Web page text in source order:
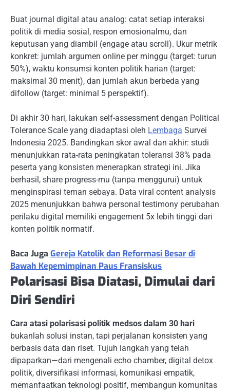
Buat journal digital atau analog: catat setiap interaksi
politik di media sosial, respon emosionalmu, dan
keputusan yang diambil (engage atau scroll). Ukur metrik
konkret: jumlah argumen online per minggu (target: turun
50%), waktu konsumsi konten politik harian (target:
maksimal 30 menit), dan jumlah akun berbeda yang
difollow (target: minimal 5 perspektif).
Di akhir 30 hari, lakukan self-assessment dengan Political
Tolerance Scale yang diadaptasi oleh Lembaga Survei
Indonesia 2025. Bandingkan skor awal dan akhir: studi
menunjukkan rata-rata peningkatan toleransi 38% pada
peserta yang konsisten menerapkan strategi ini. Jika
berhasil, share progress-mu (tanpa menggurui) untuk
menginspirasi teman sebaya. Data viral content analysis
2025 menunjukkan bahwa personal testimony perubahan
perilaku digital memiliki engagement 5x lebih tinggi dari
konten politik normatif.
Baca Juga Gereja Katolik dan Reformasi Besar di
Bawah Kepemimpinan Paus Fransiskus
Polarisasi Bisa Diatasi, Dimulai dari
Diri Sendiri
Cara atasi polarisasi politik medsos dalam 30 hari
bukanlah solusi instan, tapi perjalanan konsisten yang
berbasis data dan riset. Tujuh langkah yang telah
dipaparkan—dari mengenali echo chamber, digital detox
politik, diversifikasi informasi, komunikasi empatik,
memanfaatkan teknologi positif, membangun komunitas